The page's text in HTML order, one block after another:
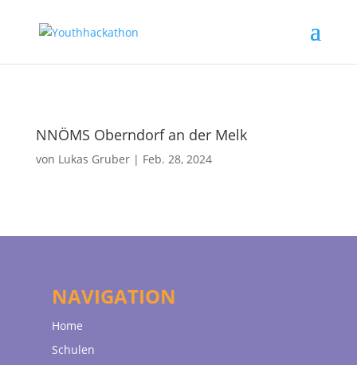
NNÖMS Oberndorf an der Melk
von Lukas Gruber| Feb. 28, 2024
NAVIGATION
Home
Schulen